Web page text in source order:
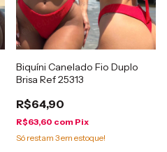
Biquíni Canelado Fio Duplo
Brisa Ref 25313
R$64,90
R$63,60 com Pix
Só restam 3em estoque!